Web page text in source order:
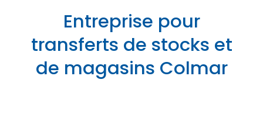
Entreprise pour
transferts de stocks et
de magasins Colmar